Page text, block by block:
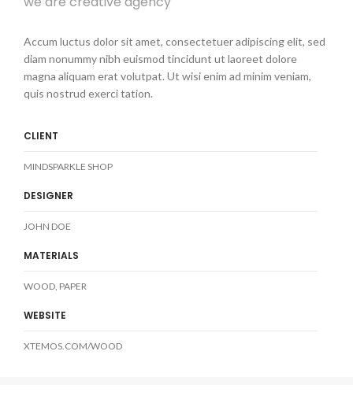
Accum luctus dolor sit amet, consectetuer adipiscing elit, sed
diam nonummy nibh euismod tincidunt ut laoreet dolore
magna aliquam erat volutpat. Ut wisi enim ad minim veniam,
quis nostrud exerci tation.
CLIENT
MINDSPARKLE SHOP
DESIGNER
JOHN DOE
MATERIALS
WOOD, PAPER
WEBSITE
XTEMOS.COM/WOOD